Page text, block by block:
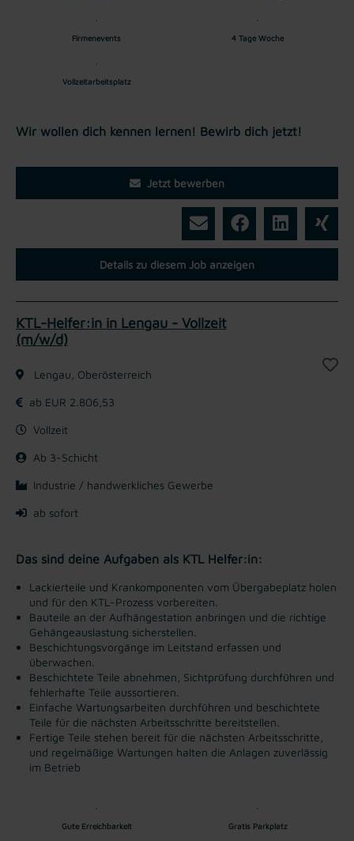
Firmenevents 4 Tage Woche
Vollzeitarbeitsplatz
Wir wollen dich kennen lernen! Bewirb dich jetzt!
Jetzt bewerben
Details zu diesem Job anzeigen
KTL-Helfer:in in Lengau - Vollzeit
(m/w/d)
Lengau, Oberösterreich
ab EUR 2.806,53
Vollzeit
Ab 3-Schicht
Industrie / handwerkliches Gewerbe
ab sofort
Das sind deine Aufgaben als KTL Helfer:in:
Lackierteile und Krankomponenten vom Übergabeplatz holen
und für den KTL-Prozess vorbereiten.
Bauteile an der Aufhängestation anbringen und die richtige
Gehängeauslastung sicherstellen.
Beschichtungsvorgänge im Leitstand erfassen und
überwachen.
Beschichtete Teile abnehmen, Sichtprüfung durchführen und
fehlerhafte Teile aussortieren.
Einfache Wartungsarbeiten durchführen und beschichtete
Teile für die nächsten Arbeitsschritte bereitstellen.
Fertige Teile stehen bereit für die nächsten Arbeitsschritte,
und regelmäßige Wartungen halten die Anlagen zuverlässig
im Betrieb
Gute Erreichbarkeit Gratis Parkplatz